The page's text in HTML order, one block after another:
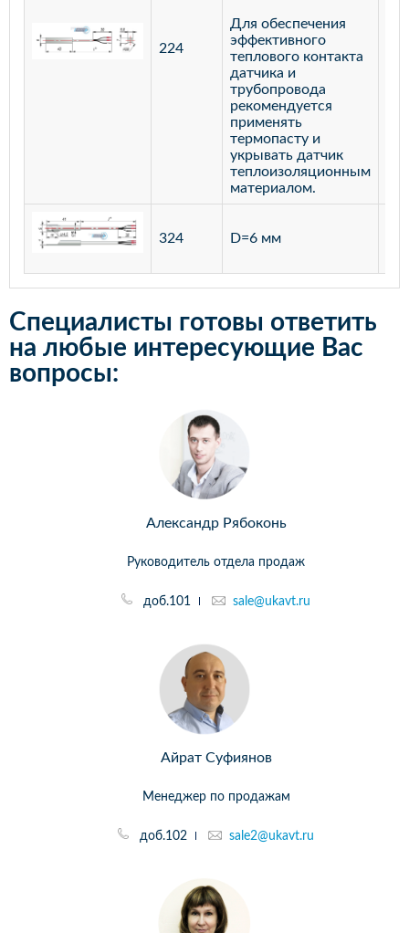
224
Для обеспечения
эффективного
теплового контакта
датчика и
трубопровода
рекомендуется
применять
термопасту и
укрывать датчик
теплоизоляционным
материалом.
324 D=6 мм
Специалисты готовы ответить
на любые интересующие Вас
вопросы:
Александр Рябоконь
Руководитель отдела продаж
доб.101 sale@ukavt.ru
Айрат Суфиянов
Менеджер по продажам
доб.102 sale2@ukavt.ru